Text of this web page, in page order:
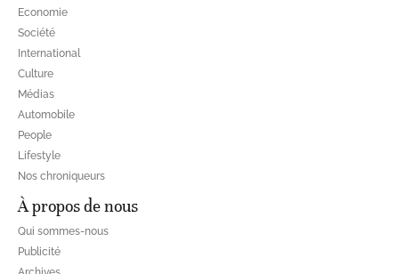
Economie
Société
International
Culture
Médias
Automobile
People
Lifestyle
Nos chroniqueurs
À propos de nous
Qui sommes-nous
Publicité